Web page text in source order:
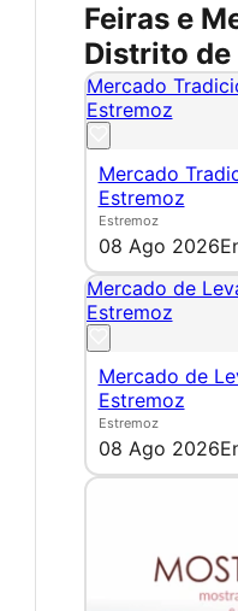
Feiras e
Distrito de
Mercado
Estremoz
Mercado
Estremoz
Estremoz
08 Ago 2026
Mercado de
Estremoz
Mercado de
Estremoz
Estremoz
08 Ago 2026